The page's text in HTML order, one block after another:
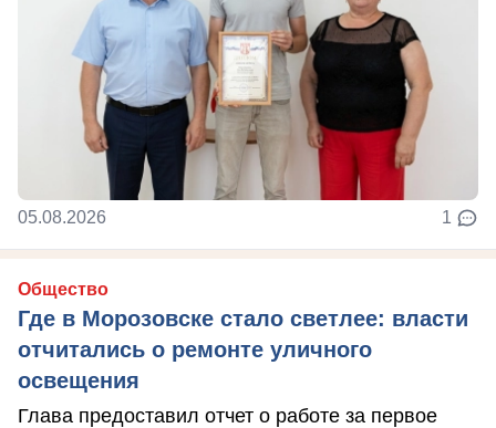
05.08.2026 1
Общество
Где в Морозовске стало светлее: власти
отчитались о ремонте уличного
освещения
Глава предоставил отчет о работе за первое